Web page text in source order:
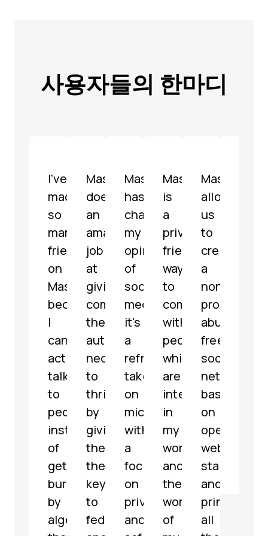
사용자들의 한마디
I've
made
so
many
friends
on
Mastodon
because
I
can
actually
talk
to
people
instead
of
getting
buried
by
algorithms
Mastodon
does
an
amazing
job
at
giving
communities
the
autonomy
necessary
to
thrive
by
giving
them
the
keys
to
federate
Mastodon
has
changed
my
opinion
of
social
media,
it's
a
refreshing
take
on
microblogging
with
a
focus
on
privacy
and
Mastodon
is
a
privacy-
friendly
way
to
communicate
with
people
which
are
interested
in
my
work
and
the
work
of
Mastodon
allowed
us
to
create
a
non-
profit,
abuse-
free
social
network
based
on
open
web
standards
and
principles,
all